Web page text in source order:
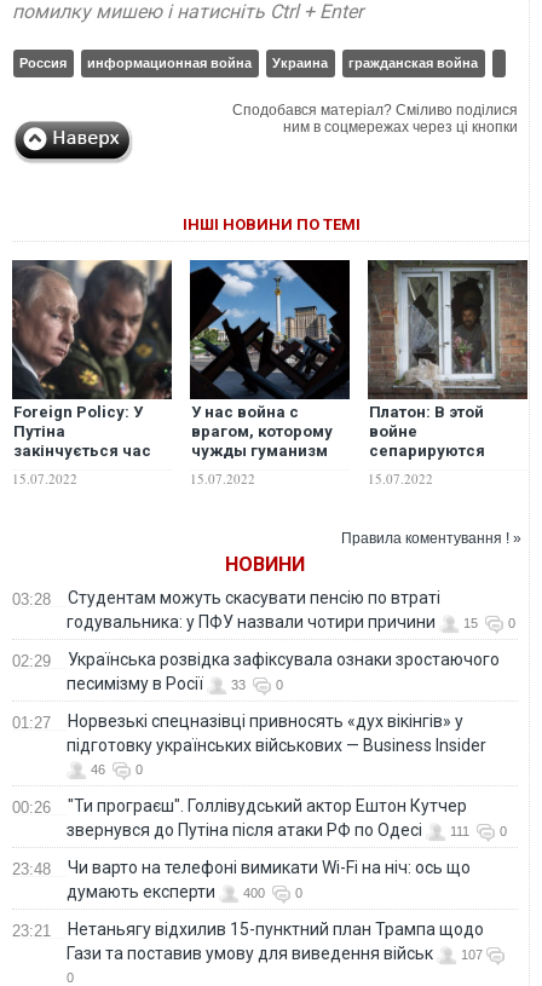
помилку мишею і натисніть Ctrl + Enter
Россия информационная война Украина гражданская война
Сподобався матеріал? Сміливо поділися
ним в соцмережах через ці кнопки
ІНШІ НОВИНИ ПО ТЕМІ
Foreign Policy: У
Путіна
закінчується час
Україною
15.07.2022
У нас война с
врагом, которому
чужды гуманизм
к чему Киеву нужно
15.07.2022
Платон: В этой
войне
сепарируются
причем и те, и
15.07.2022
Правила коментування ! »
НОВИНИ
03:28
Студентам можуть скасувати пенсію по втраті
годувальника: у ПФУ назвали чотири причини
15 0
02:29
Українська розвідка зафіксувала ознаки зростаючого
песимізму в Росії
33 0
01:27
Норвезькі спецназівці привносять «дух вікінгів» у
підготовку українських військових — Business Insider
46 0
00:26
"Ти програєш". Голлівудський актор Ештон Кутчер
звернувся до Путіна після атаки РФ по Одесі
111 0
23:48
Чи варто на телефонi вимикати Wi-Fi на ніч: ось що
думають експерти
400 0
23:21
Нетаньягу відхилив 15-пунктний план Трампа щодо
Гази та поставив умову для виведення військ
107
0